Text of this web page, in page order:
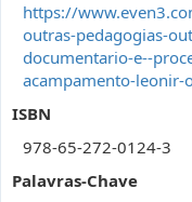
https://
outras-pedagogias-
documentario-e--
acampamento-leonir-
ISBN
978-65-272-0124-3
Palavras-Chave